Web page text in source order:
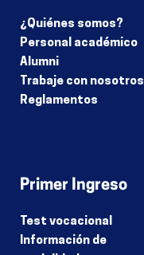
¿Quiénes somos?
Personal académico
Alumni
Trabaje con nosotros
Reglamentos
Primer Ingreso
Test vocacional
Información de